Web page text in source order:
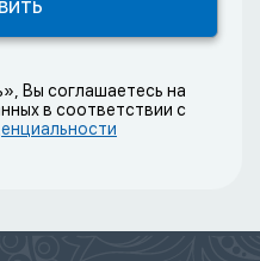
Вы соглашаетесь на
в соответствии с